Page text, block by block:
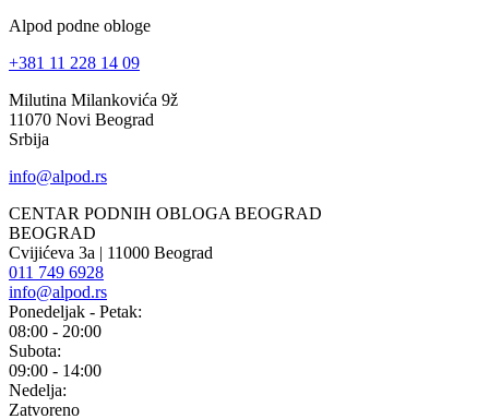
Alpod podne obloge
+381 11 228 14 09
Milutina Milankovića 9ž
11070 Novi Beograd
Srbija
info@alpod.rs
CENTAR PODNIH OBLOGA BEOGRAD
BEOGRAD
Cvijićeva 3a | 11000 Beograd
011 749 6928
info@alpod.rs
Ponedeljak - Petak:
08:00 - 20:00
Subota:
09:00 - 14:00
Nedelja:
Zatvoreno